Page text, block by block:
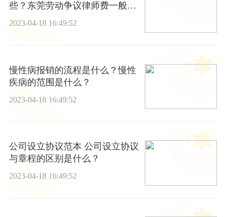
些？东莞劳动争议律师费一般是
多少钱？
2023-04-18 16:49:52
慢性病报销的流程是什么？慢性
疾病的范围是什么？
2023-04-18 16:49:52
公司设立协议范本 公司设立协议
与章程的区别是什么？
2023-04-18 16:49:52